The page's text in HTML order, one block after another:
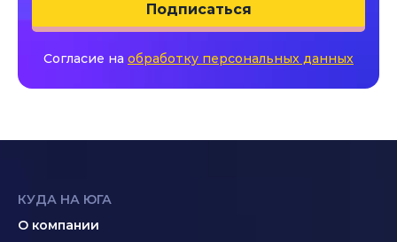
Подписаться
Согласие на обработку персональных данных
КУДА НА ЮГА
О компании